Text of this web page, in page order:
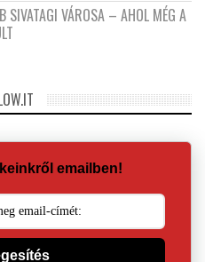
SIVATAGI VÁROSA – AHOL MÉG A
emailben!